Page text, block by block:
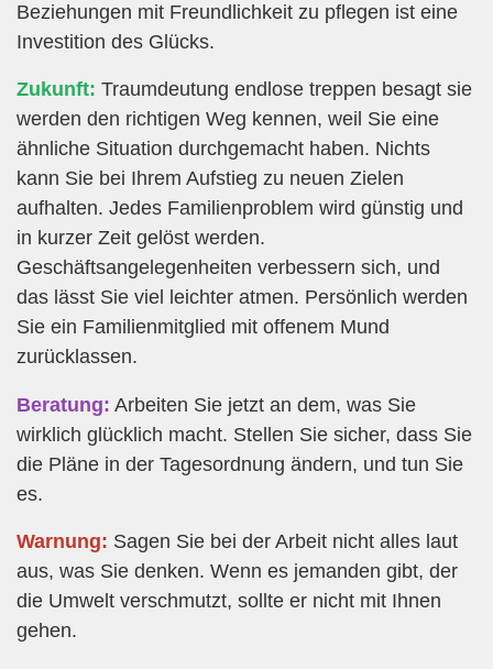
Beziehungen mit Freundlichkeit zu pflegen ist eine
Investition des Glücks.
Zukunft: Traumdeutung endlose treppen besagt sie
werden den richtigen Weg kennen, weil Sie eine
ähnliche Situation durchgemacht haben. Nichts
kann Sie bei Ihrem Aufstieg zu neuen Zielen
aufhalten. Jedes Familienproblem wird günstig und
in kurzer Zeit gelöst werden.
Geschäftsangelegenheiten verbessern sich, und
das lässt Sie viel leichter atmen. Persönlich werden
Sie ein Familienmitglied mit offenem Mund
zurücklassen.
Beratung: Arbeiten Sie jetzt an dem, was Sie
wirklich glücklich macht. Stellen Sie sicher, dass Sie
die Pläne in der Tagesordnung ändern, und tun Sie
es.
Warnung: Sagen Sie bei der Arbeit nicht alles laut
aus, was Sie denken. Wenn es jemanden gibt, der
die Umwelt verschmutzt, sollte er nicht mit Ihnen
gehen.